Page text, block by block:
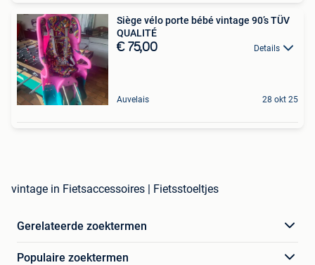
Siège vélo porte bébé vintage 90’s TÜV
QUALITÉ
€ 75,00 Details
Auvelais 28 okt 25
vintage in Fietsaccessoires | Fietsstoeltjes
Gerelateerde zoektermen
Populaire zoektermen